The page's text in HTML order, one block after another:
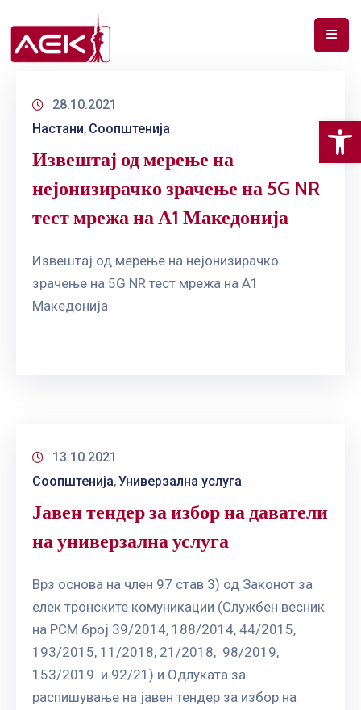
НАС
ДОКУМЕНТИ
СПЕКТАР
ТЕЛЕКОМУНИКАЦИИ
АНАЛИЗА
НАБАВКИ
28.10.2021
Настани‚ Соопштенија
Извештај од мерење на
нејонизирачко зрачење на 5G NR
тест мрежа на А1 Македонија
Извештај од мерење на нејонизирачко
зрачење на 5G NR тест мрежа на А1
Македонија
13.10.2021
Соопштенија‚Универзална услуга
Јавен тендер за избор на даватели
на универзална услуга
Врз основа на член 97 став 3) од Законот за
елек тронските комуникации (Службен весник
на РСМ број 39/2014, 188/2014, 44/2015,
193/2015, 11/2018, 21/2018, 98/2019,
153/2019 и 92/21) и Одлуката за
распишување на јавен тендер за избор на